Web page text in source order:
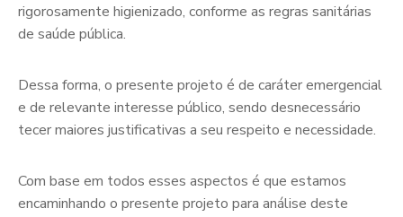
rigorosamente higienizado, conforme as regras sanitárias
de saúde pública.
Dessa forma, o presente projeto é de caráter emergencial
e de relevante interesse público, sendo desnecessário
tecer maiores justificativas a seu respeito e necessidade.
Com base em todos esses aspectos é que estamos
encaminhando o presente projeto para análise deste